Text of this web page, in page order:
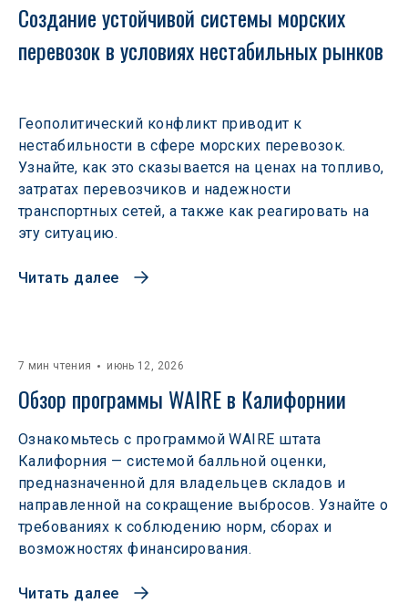
Создание устойчивой системы морских
перевозок в условиях нестабильных рынков
Геополитический конфликт приводит к
нестабильности в сфере морских перевозок.
Узнайте, как это сказывается на ценах на топливо,
затратах перевозчиков и надежности
транспортных сетей, а также как реагировать на
эту ситуацию.
Читать далее
7 мин чтения июнь 12, 2026
Обзор программы WAIRE в Калифорнии
Ознакомьтесь с программой WAIRE штата
Калифорния — системой балльной оценки,
предназначенной для владельцев складов и
направленной на сокращение выбросов. Узнайте о
требованиях к соблюдению норм, сборах и
возможностях финансирования.
Читать далее